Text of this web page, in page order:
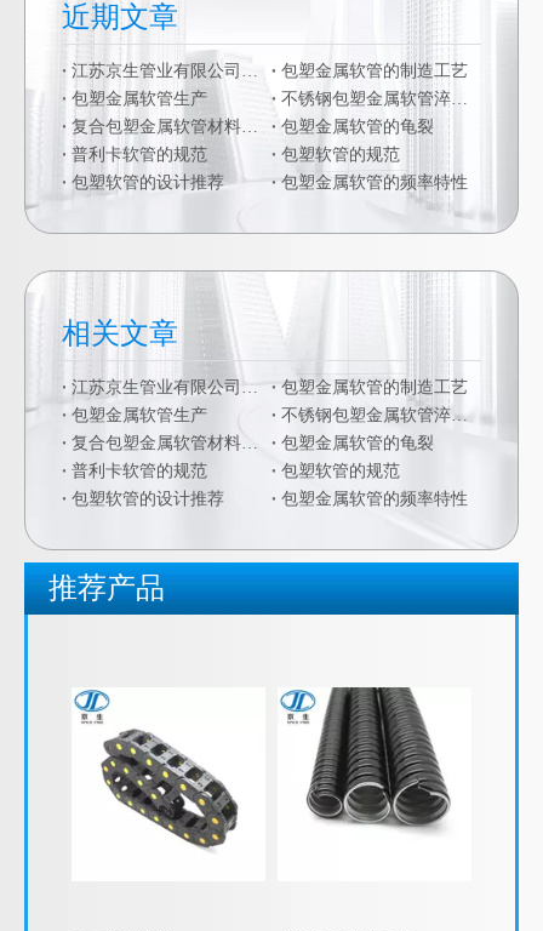
近期文章
江苏京生管业有限公司危险废物管理制度公司
包塑金属软管的制造工艺
包塑金属软管生产
不锈钢包塑金属软管淬火硬化
复合包塑金属软管材料的二次加工
包塑金属软管的龟裂
普利卡软管的规范
包塑软管的规范
包塑软管的设计推荐
包塑金属软管的频率特性
相关文章
江苏京生管业有限公司危险废物管理制度公司
包塑金属软管的制造工艺
包塑金属软管生产
不锈钢包塑金属软管淬火硬化
复合包塑金属软管材料的二次加工
包塑金属软管的龟裂
普利卡软管的规范
包塑软管的规范
包塑软管的设计推荐
包塑金属软管的频率特性
推荐产品